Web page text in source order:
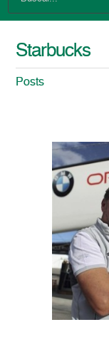
Starbucks
Posts